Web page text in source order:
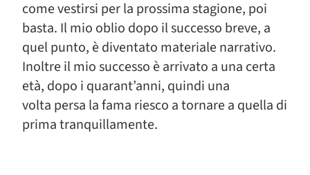
come vestirsi per la prossima stagione, poi
basta. Il mio oblio dopo il successo breve, a
quel punto, è diventato materiale narrativo.
Inoltre il mio successo è arrivato a una certa
età, dopo i quarant’anni, quindi una
volta persa la fama riesco a tornare a quella di
prima tranquillamente.